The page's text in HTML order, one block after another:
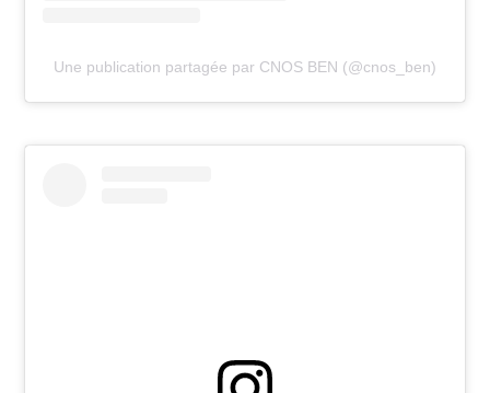
Une publication partagée par CNOS BEN (@cnos_ben)